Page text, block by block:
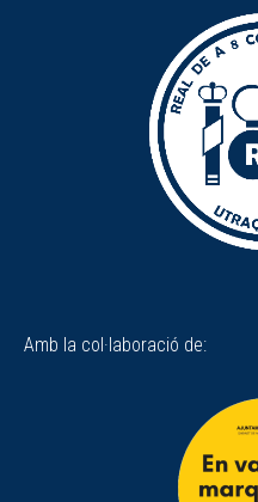
Amb la col·laboració de: